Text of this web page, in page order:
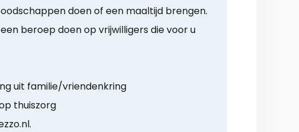
doen of een maaltijd brengen.
beroep doen op vrijwilligers die voor u
uit familie/vriendenkring
thuiszorg